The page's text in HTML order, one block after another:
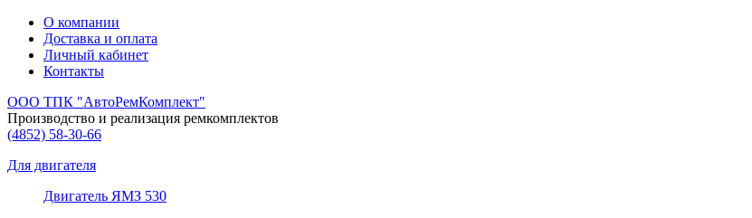
О компании
Доставка и оплата
Личный кабинет
Контакты
ООО ТПК "АвтоРемКомплект"
Производство и реализация ремкомплектов
(4852) 58-30-66
Для двигателя
Двигатель ЯМЗ 530